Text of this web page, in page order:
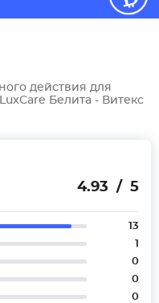
действия для
Белита - Витекс
4.93 / 5
13
1
0
0
0